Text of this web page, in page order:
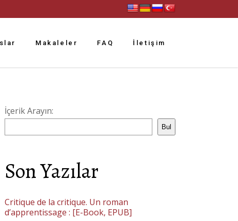
Makaleler FAQ İletişim
İçerik Arayın:
Bul
Son Yazılar
Critique de la critique. Un roman
d’apprentissage : [E-Book, EPUB]